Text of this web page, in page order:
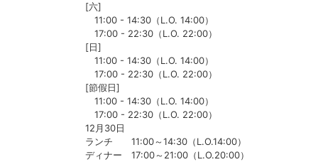
[六]
11:00 - 14:30（L.O. 14:00）
17:00 - 22:30（L.O. 22:00）
[日]
11:00 - 14:30（L.O. 14:00）
17:00 - 22:30（L.O. 22:00）
[節假日]
11:00 - 14:30（L.O. 14:00）
17:00 - 22:30（L.O. 22:00）
12月30日
ランチ 11:00～14:30（L.O.14:00）
ディナー 17:00～21:00（L.O.20:00）